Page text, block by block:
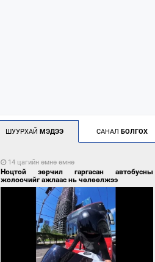
ШУУРХАЙМЭДЭЭ САНАЛБОЛГОХ
14 цагийн өмнө өмнө
Ноцтой зөрчил гаргасан автобусны
жолоочийг ажлаас нь чөлөөлжээ